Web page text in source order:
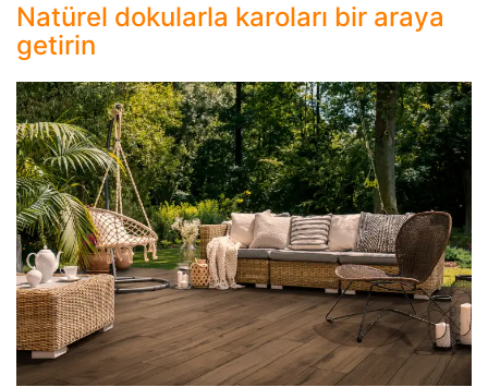
Natürel dokularla karoları bir araya
getirin